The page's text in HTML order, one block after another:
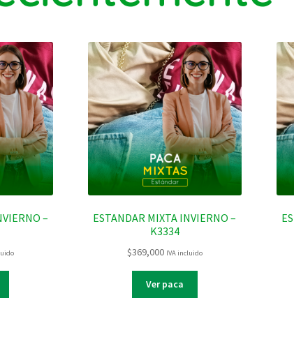
–
ESTANDAR MIXTA INVIERNO –
K3334
$369,000 IVA incluido
Ver paca